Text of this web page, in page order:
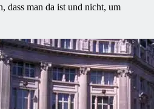
dass man da ist und nicht, um